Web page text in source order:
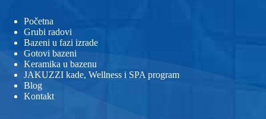
Početna
Grubi radovi
Bazeni u fazi izrade
Gotovi bazeni
Keramika u bazenu
JAKUZZI kade, Wellness i SPA program
Blog
Kontakt